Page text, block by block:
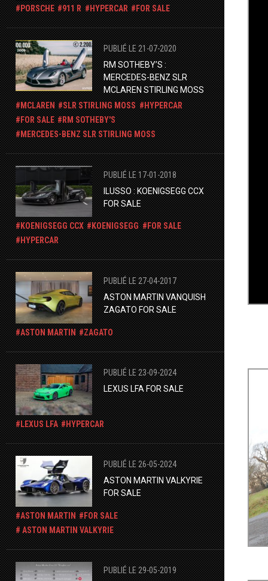
PORSCHE 911 R HYPERCAR FOR SALE
PUBLIÉ LE 21-07-2020
RM SOTHEBY’S :
MERCEDES-BENZ SLR
MCLAREN STIRLING MOSS
MCLAREN
SLR STIRLING MOSS
HYPERCAR
FOR SALE
RM SOTHEBY'S
​MERCEDES-BENZ SLR STIRLING MOSS
PUBLIÉ LE 17-01-2018
ILUSSO : KOENIGSEGG CCX
FOR SALE
KOENIGSEGG CCX KOENIGSEGG
FOR SALE
HYPERCAR
PUBLIÉ LE 27-04-2017
ASTON MARTIN VANQUISH
ZAGATO FOR SALE
ASTON MARTIN ZAGATO
PUBLIÉ LE 23-09-2024
LEXUS LFA FOR SALE
LEXUS LFA HYPERCAR
PUBLIÉ LE 26-05-2024
ASTON MARTIN VALKYRIE
FOR SALE
ASTON MARTIN
FOR SALE
ASTON MARTIN VALKYRIE
PUBLIÉ LE 29-05-2019